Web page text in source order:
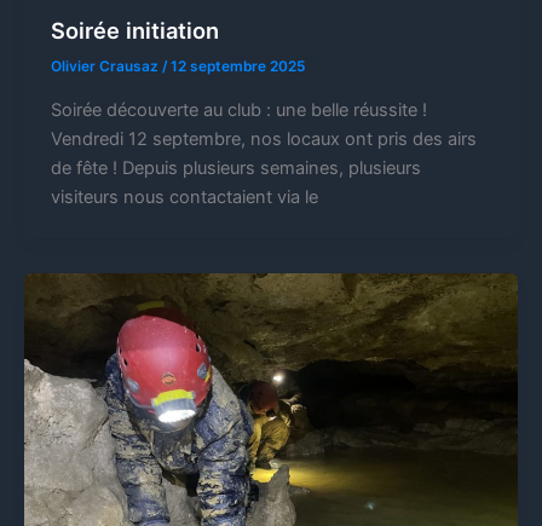
Soirée initiation
Olivier Crausaz /12 septembre 2025
Soirée découverte au club : une belle réussite !
Vendredi 12 septembre, nos locaux ont pris des airs
de fête ! Depuis plusieurs semaines, plusieurs
visiteurs nous contactaient via le